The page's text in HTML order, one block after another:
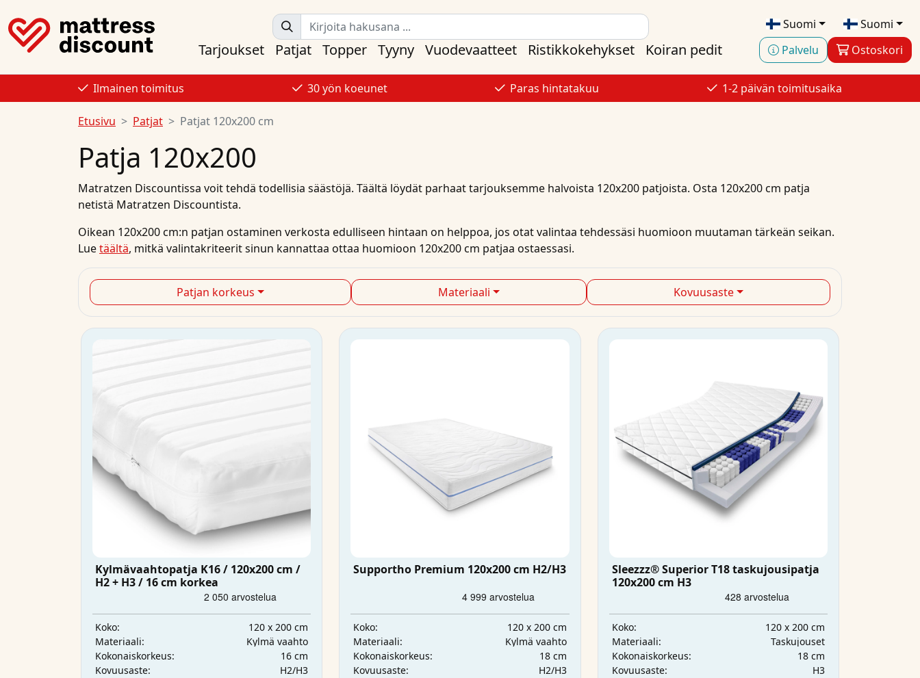
Suomi
Suomi
Palvelu
Ostoskori
Tarjoukset Patjat Topper Tyyny Vuodevaatteet Ristikkokehykset Koiran pedit
Ilmainen toimitus 30 yön koeunet Paras hintatakuu 1-2 päivän toimitusaika
Etusivu Patjat Patjat 120x200 cm
Patja 120x200
Matratzen Discountissa voit tehdä todellisia säästöjä. Täältä löydät parhaattarjouksemme halvoista 120x200 patjoista. Osta 120x200 cm patja
netistä Matratzen Discountista.
Oikean 120x200 cm:n patjan ostaminen verkosta edulliseen hintaan on helppoa, jos otat valintaa tehdessäsi huomioon muutaman tärkeän seikan.
Luetäältä, mitkä valintakriteerit sinun kannattaa ottaa huomioon 120x200 cm patjaa ostaessasi.
Patjan korkeus Materiaali Kovuusaste
Kylmävaahtopatja K16 / 120x200 cm /
H2 + H3 / 16 cm korkea
Koko:
120 x 200 cm
Materiaali:
Kylmä vaahto
Kokonaiskorkeus:
16 cm
Kovuusaste:
H2/H3
Supportho Premium 120x200 cm H2/H3
Koko:
120 x 200 cm
Materiaali:
Kylmä vaahto
Kokonaiskorkeus:
18 cm
Kovuusaste:
H2/H3
Sleezzz® Superior T18 taskujousipatja
120x200 cm H3
Koko:
120 x 200 cm
Materiaali:
Taskujouset
Kokonaiskorkeus:
18 cm
Kovuusaste:
H3